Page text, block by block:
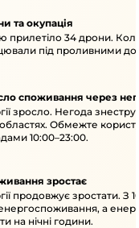
та окупація
прилетіло 34 дрони.
під проливними
споживання через
зросло. Негода
Обмежте
10:00–23:00.
зростає
продовжує зростати. З
а
на нічні години.